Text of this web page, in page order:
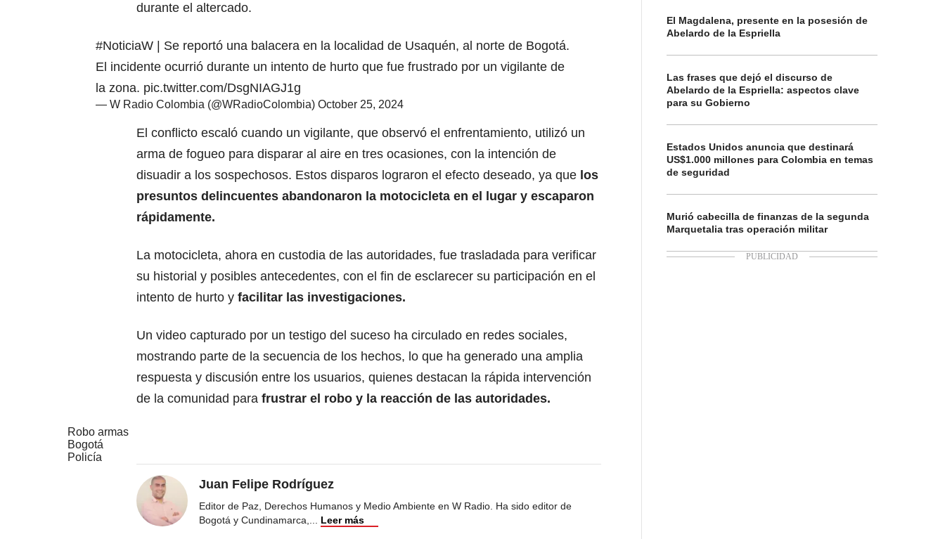
durante el altercado.
#NoticiaW | Se reportó una balacera en la localidad de Usaquén, al norte de Bogotá.
El incidente ocurrió durante un intento de hurto que fue frustrado por un vigilante de
la zona. pic.twitter.com/DsgNIAGJ1g
— W Radio Colombia (@WRadioColombia) October 25, 2024
El conflicto escaló cuando un vigilante, que observó el enfrentamiento, utilizó un
arma de fogueo para disparar al aire en tres ocasiones, con la intención de
disuadir a los sospechosos. Estos disparos lograron el efecto deseado, ya que los
presuntos delincuentes abandonaron la motocicleta en el lugar y escaparon
rápidamente.
La motocicleta, ahora en custodia de las autoridades, fue trasladada para verificar
su historial y posibles antecedentes, con el fin de esclarecer su participación en el
intento de hurto y facilitar las investigaciones.
Un video capturado por un testigo del suceso ha circulado en redes sociales,
mostrando parte de la secuencia de los hechos, lo que ha generado una amplia
respuesta y discusión entre los usuarios, quienes destacan la rápida intervención
de la comunidad para frustrar el robo y la reacción de las autoridades.
Robo armas
Bogotá
Policía
Juan Felipe Rodríguez
Editor de Paz, Derechos Humanos y Medio Ambiente en W Radio. Ha sido editor de
Bogotá y Cundinamarca,... Leer más
El Magdalena, presente en la posesión de
Abelardo de la Espriella
Las frases que dejó el discurso de
Abelardo de la Espriella: aspectos clave
para su Gobierno
Estados Unidos anuncia que destinará
US$1.000 millones para Colombia en temas
de seguridad
Murió cabecilla de finanzas de la segunda
Marquetalia tras operación militar